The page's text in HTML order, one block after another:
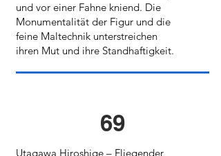
und vor einer Fahne kniend. Die
Monumentalität der Figur und die
feine Maltechnik unterstreichen
ihren Mut und ihre Standhaftigkeit.
69
Utagawa Hiroshige – Fliegender